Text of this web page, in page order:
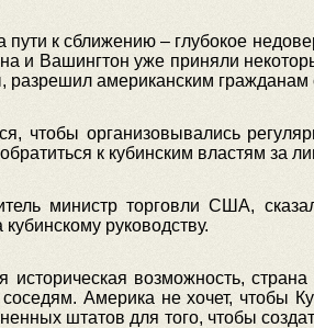
пути к сближению – глубокое
и Вашингтон уже приняли
американским
чтобы организовывались
к кубинским властям за
министр торговли США,
руководству.
историческая возможность,
Америка не хочет, чтобы
штатов для того, чтобы